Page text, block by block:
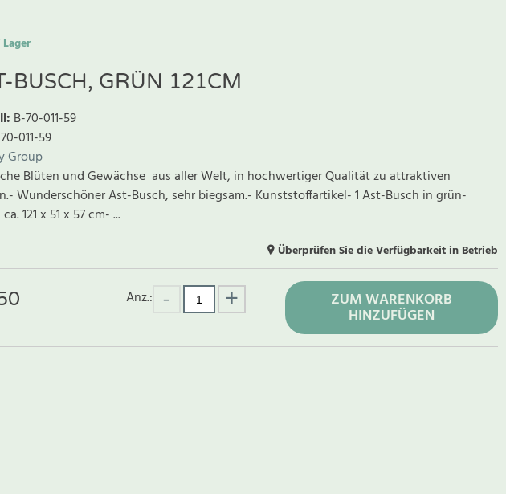
BUSCH, GRÜN 121CM
: B-70-011-59
70-011-59
Group
Blüten und Gewächse aus aller Welt, in hochwertiger Qualität zu attraktiven
Wunderschöner Ast-Busch, sehr biegsam.- Kunststoffartikel- 1 Ast-Busch in grün-
121 x 51 x 57 cm- ...
Überprüfen Sie die Verfügbarkeit in Betrieb
Anz.: ZUM WARENKORB
HINZUFÜGEN